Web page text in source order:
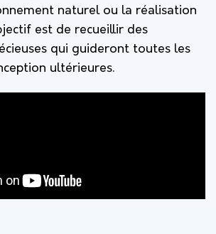
naturel ou la réalisation
est de recueillir des
qui guideront toutes les
ultérieures.